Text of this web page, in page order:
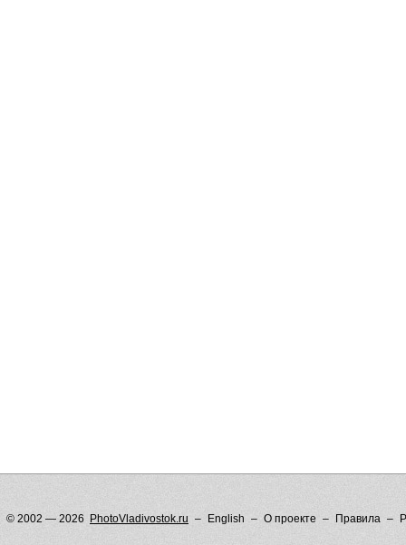
© 2002 — 2026 PhotoVladivostok.ru English О проекте Правила